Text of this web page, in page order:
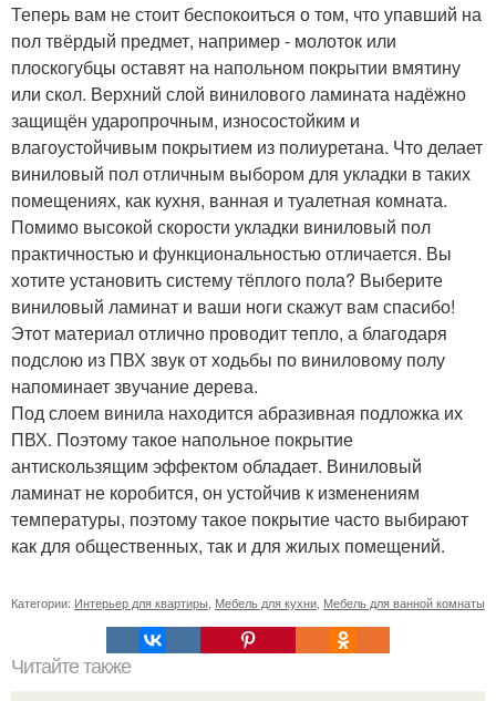
Теперь вам не стоит беспокоиться о том, что упавший на
пол твёрдый предмет, например - молоток или
плоскогубцы оставят на напольном покрытии вмятину
или скол. Верхний слой винилового ламината надёжно
защищён ударопрочным, износостойким и
влагоустойчивым покрытием из полиуретана. Что делает
виниловый пол отличным выбором для укладки в таких
помещениях, как кухня, ванная и туалетная комната.
Помимо высокой скорости укладки виниловый пол
практичностью и функциональностью отличается. Вы
хотите установить систему тёплого пола? Выберите
виниловый ламинат и ваши ноги скажут вам спасибо!
Этот материал отлично проводит тепло, а благодаря
подслою из ПВХ звук от ходьбы по виниловому полу
напоминает звучание дерева.
Под слоем винила находится абразивная подложка их
ПВХ. Поэтому такое напольное покрытие
антискользящим эффектом обладает. Виниловый
ламинат не коробится, он устойчив к изменениям
температуры, поэтому такое покрытие часто выбирают
как для общественных, так и для жилых помещений.
Категории: Интерьер для квартиры, Мебель для кухни, Мебель для ванной комнаты
Читайте также